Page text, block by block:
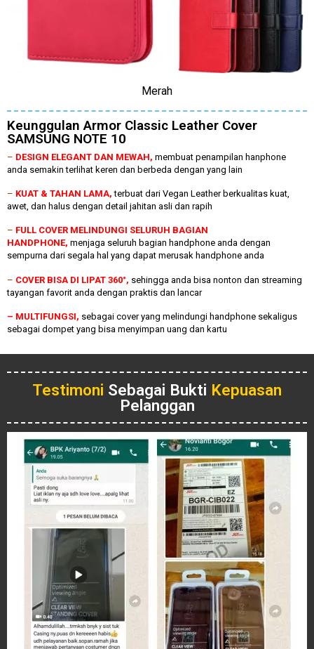
Merah
Keunggulan Armor Classic Leather Cover
SAMSUNG NOTE 10
– DESIGN ELEGANT DAN MEWAH, membuat penampilan hanphone
anda semakin terlihat keren dan berbeda dengan yang lain
– KUAT & TAHAN LAMA,terbuat dari Vegan Leather berkualitas kuat,
awet, dan halus dengan detail jahitan asli dan rapih
– FULL COVER MELINDUNGI SELURUH BAGIAN
HANDPHONE, menjaga seluruh bagian handphone anda dengan
sempurna dari segala hal yang dapat merusak handphone anda
– COVER BISA DI LIPAT 360°, sehingga anda bisa nonton dan streaming
tayangan favorit anda dengan praktis dan lancar
– MULTIFUNGSI, sebagai cover yang melindungi handphone sekaligus
sebagai dompet yang bisa menyimpan uang dan kartu
Testimoni Sebagai Bukti Kepuasan
Pelanggan